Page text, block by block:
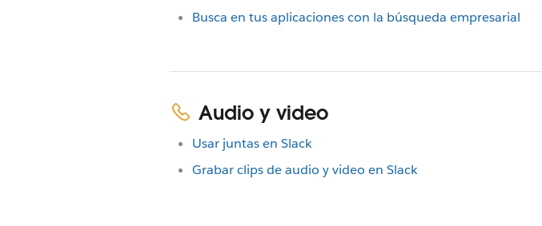
Busca en tus aplicaciones con la búsqueda empresarial
Audio y video
Usar juntas en Slack
Grabar clips de audio y video en Slack